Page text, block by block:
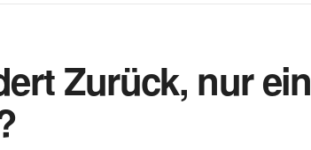
Zurück, nur ein